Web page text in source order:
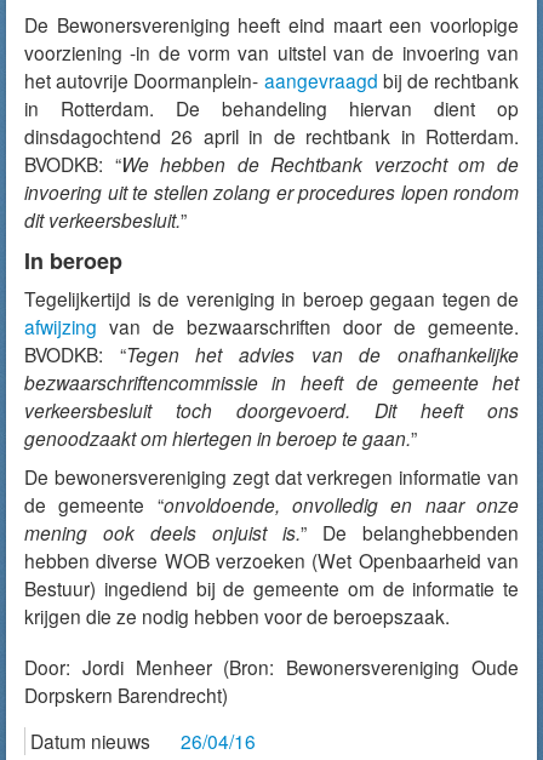
De Bewonersvereniging heeft eind maart een voorlopige
voorziening -in de vorm van uitstel van de invoering van
het autovrije Doormanplein- aangevraagd bij de rechtbank
in Rotterdam. De behandeling hiervan dient op
dinsdagochtend 26 april in de rechtbank in Rotterdam.
BVODKB: “We hebben de Rechtbank verzocht om de
invoering uit te stellen zolang er procedures lopen rondom
dit verkeersbesluit.”
In beroep
Tegelijkertijd is de vereniging in beroep gegaan tegen de
afwijzing van de bezwaarschriften door de gemeente.
BVODKB: “Tegen het advies van de onafhankelijke
bezwaarschriftencommissie in heeft de gemeente het
verkeersbesluit toch doorgevoerd. Dit heeft ons
genoodzaakt om hiertegen in beroep te gaan.”
De bewonersvereniging zegt dat verkregen informatie van
de gemeente “onvoldoende, onvolledig en naar onze
mening ook deels onjuist is.” De belanghebbenden
hebben diverse WOB verzoeken (Wet Openbaarheid van
Bestuur) ingediend bij de gemeente om de informatie te
krijgen die ze nodig hebben voor de beroepszaak.
Door: Jordi Menheer(Bron: Bewonersvereniging Oude
Dorpskern Barendrecht)
Datum nieuws
26/04/16